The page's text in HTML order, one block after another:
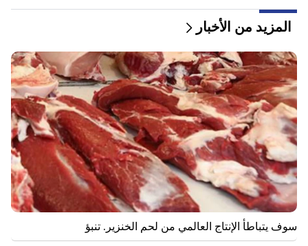
الروسي
20:00
إعصار "دلفين" يضرب الصين
19:34
هاجم الحوثيون ميناء المها اليمني. وسائل إعلام: مقتل سبعة
أشخاص على الأقل
19:00
ومن أجل الانتقام، قاموا بتسليح أنفسهم ونصبوا كمينًا للمتجر
التابع للأخوة. تم منع الأعمال الانتقامية في اتشميادزين
18:34
تريد أرمينيا رفع علاقاتها مع سنغافورة إلى مستوى نوعي
جديد
المزيد من الأخبار
سوف يتباطأ الإنتاج العالمي من لحم الخنزير. تنبؤ